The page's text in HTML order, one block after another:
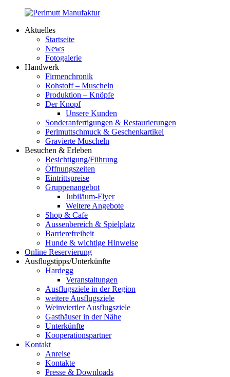
springen
Manufaktur
Aktuelles
Startseite
News
Fotogalerie
Handwerk
Firmenchronik
Rohstoff – Muscheln
Produktion – Knöpfe
Der Knopf
Unsere Kunden
Sonderanfertigungen & Restaurierungen
Perlmuttschmuck & Geschenkartikel
Gravierte Muscheln
Besuchen & Erleben
Besichtigung/Führung
Öffnungszeiten
Eintrittspreise
Gruppenangebot
Jubiläum-Flyer
Weitere Angebote
Shop & Cafe
Aussenbereich & Spielplatz
Barrierefreiheit
Hunde & wichtige Hinweise
Online Reservierung
Ausflugstipps/Unterkünfte
Hardegg
Veranstaltungen
Ausflugsziele in der Region
weitere Ausflugsziele
Weinviertler Ausflugsziele
Gasthäuser in der Nähe
Unterkünfte
Kooperationspartner
Kontakt
Anreise
Kontakte
Presse & Downloads